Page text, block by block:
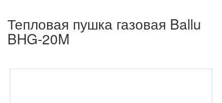
Тепловая пушка газовая Ballu
BHG-20M